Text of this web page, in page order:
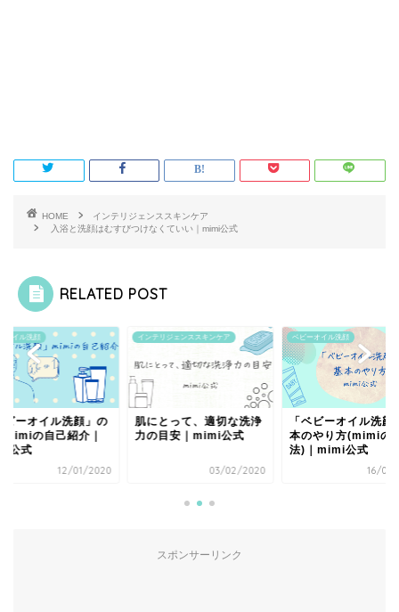
HOME
インテリジェンススキンケア
入浴と洗顔はむすびつけなくていい｜mimi公式
RELATED POST
オイル洗顔
ビーオイル洗顔」の
mimiの自己紹介｜
公式
12/01/2020
インテリジェンススキンケア
肌にとって、適切な洗浄
力の目安｜mimi公式
03/02/2020
ベビーオイル洗顔
「ベビーオイル洗顔
本のやり方(mimiの
法)｜mimi公式
16/01/
スポンサーリンク